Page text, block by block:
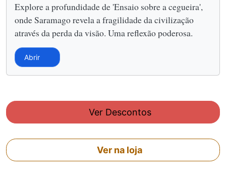
Explore a profundidade de 'Ensaio sobre a cegueira',
onde Saramago revela a fragilidade da civilização
através da perda da visão. Uma reflexão poderosa.
Abrir
Ver Descontos
Ver na loja